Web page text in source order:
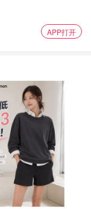
我一般一周涂两
用睡眠面膜的
因为睡眠面膜本
APP打开